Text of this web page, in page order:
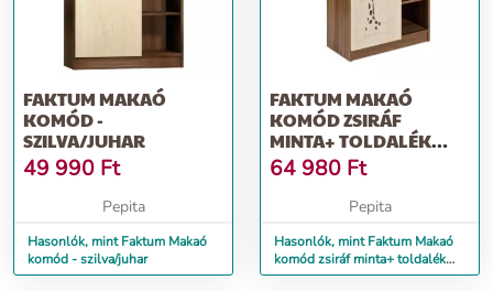
FAKTUM MAKAÓ
KOMÓD -
SZILVA/JUHAR
49 990 Ft
Pepita
Hasonlók, mint Faktum Makaó
komód - szilva/juhar
FAKTUM MAKAÓ
KOMÓD ZSIRÁF
MINTA+ TOLDALÉK
KOMÓDHOZ -
SZILVA/JUHAR
64 980 Ft
Pepita
Hasonlók, mint Faktum Makaó
komód zsiráf minta+ toldalék
komódhoz - szilva/juhar